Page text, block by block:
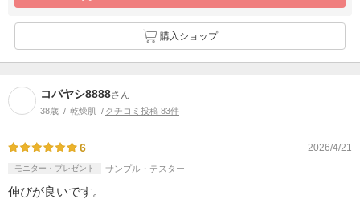
購入ショップ
コバヤシ8888さん
38歳 乾燥肌 クチコミ投稿 83件
6 2026/4/21
モニター・プレゼント サンプル・テスター
伸びが良いです。